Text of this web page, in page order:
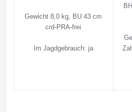
Gewicht 8,0 kg, BU 43 cm
crd-PRA-frei
Im Jagdgebrauch: ja